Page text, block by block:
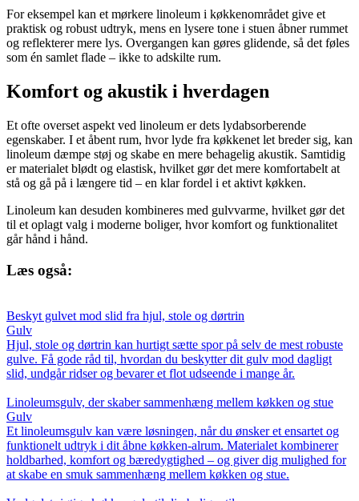
For eksempel kan et mørkere linoleum i køkkenområdet give et
praktisk og robust udtryk, mens en lysere tone i stuen åbner rummet
og reflekterer mere lys. Overgangen kan gøres glidende, så det føles
som én samlet flade – ikke to adskilte rum.
Komfort og akustik i hverdagen
Et ofte overset aspekt ved linoleum er dets lydabsorberende
egenskaber. I et åbent rum, hvor lyde fra køkkenet let breder sig, kan
linoleum dæmpe støj og skabe en mere behagelig akustik. Samtidig
er materialet blødt og elastisk, hvilket gør det mere komfortabelt at
stå og gå på i længere tid – en klar fordel i et aktivt køkken.
Linoleum kan desuden kombineres med gulvvarme, hvilket gør det
til et oplagt valg i moderne boliger, hvor komfort og funktionalitet
går hånd i hånd.
Læs også:
Beskyt gulvet mod slid fra hjul, stole og dørtrin
Gulv
Hjul, stole og dørtrin kan hurtigt sætte spor på selv de mest robuste
gulve. Få gode råd til, hvordan du beskytter dit gulv mod dagligt
slid, undgår ridser og bevarer et flot udseende i mange år.
Linoleumsgulv, der skaber sammenhæng mellem køkken og stue
Gulv
Et linoleumsgulv kan være løsningen, når du ønsker et ensartet og
funktionelt udtryk i dit åbne køkken-alrum. Materialet kombinerer
holdbarhed, komfort og bæredygtighed – og giver dig mulighed for
at skabe en smuk sammenhæng mellem køkken og stue.